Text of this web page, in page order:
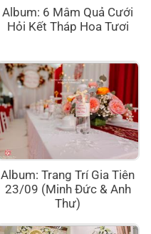
Album: 6 Mâm Quả Cưới
Hỏi Kết Tháp Hoa Tươi
Album: Trang Trí Gia Tiên
23/09 (Minh Đức & Anh
Thư)